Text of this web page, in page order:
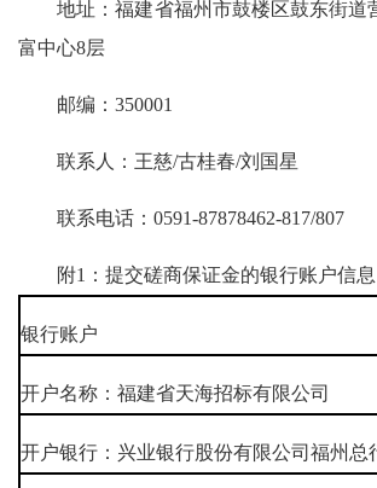
地址：福建省福州市鼓楼区鼓东街道
富中心8层
邮编：350001
联系人：王慈/古桂春/刘国星
联系电话：0591-87878462-817/807
附1：提交磋商保证金的银行账户信息
银行账户
开户名称：福建省天海招标有限公司
开户银行：兴业银行股份有限公司福州总